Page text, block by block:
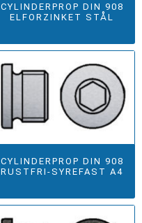
CYLINDERPROP DIN 908
ELFORZINKET STÅL
CYLINDERPROP DIN 908
RUSTFRI-SYREFAST A4